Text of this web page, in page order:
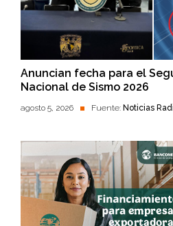
Anuncian fecha para el
Nacional de Sismo 2026
agosto 5, 2026 Fuente: Noticias